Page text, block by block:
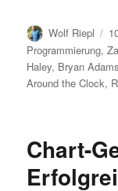
Autor
Wolf Riepl
Programmierung,
Haley, Bryan Adams
Around the Clock,
Chart-